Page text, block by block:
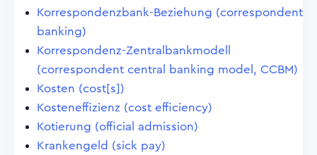
Korrespondenzbank-Beziehung (correspondent
banking)
Korrespondenz-Zentralbankmodell
(correspondent central banking model, CCBM)
Kosten (cost[s])
Kosteneffizienz (cost efficiency)
Kotierung (official admission)
Krankengeld (sick pay)